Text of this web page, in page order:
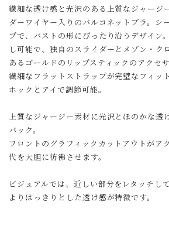
繊細な透け感と光沢のある上質なジャージ
ダーワイヤー入りのバルコネットブラ。シ
プで、バストの形にぴったり沿うデザイン
し可能で、独自のスライダーとメゾン・ク
あるゴールドのリップスティックのアクセ
繊細なフラットストラップが完璧なフィッ
ホックとアイで調節可能。
上質なジャージー素材に光沢とほのかな透
バック。
フロントのグラフィックカットアウトがア
代を大胆に彷彿させます。
ビジュアルでは、近しい部分をレタッチし
よりはっきりとした透け感が特徴です。